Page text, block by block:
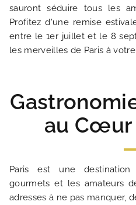
sauront séduire tous les
Profitez d'une remise
entre le 1er juillet et le 8
les merveilles de Paris à
au Cœur
Paris est une
gourmets et les amateurs
adresses à ne pas manquer,